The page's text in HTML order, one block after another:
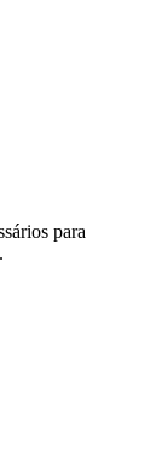
para